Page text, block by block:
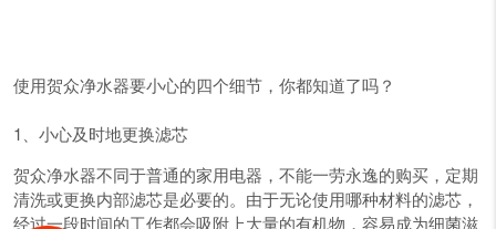
使用贺众净水器要小心的四个细节，你都知道了吗？
1、小心及时地更换滤芯
贺众净水器不同于普通的家用电器，不能一劳永逸的购买，定期
清洗或更换内部滤芯是必要的。由于无论使用哪种材料的滤芯，
经过一段时间的工作都会吸附上大量的有机物，容易成为细菌滋